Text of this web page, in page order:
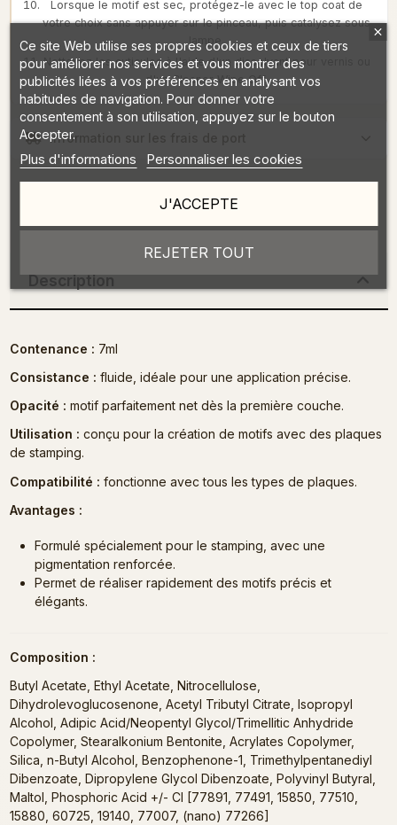
Lorsque le motif est sec, protégez-le avec le top coat de
votre choix sans appuyer sur le pinceau, puis catalysez sous
lampe.
Nettoyez les cuticules à l'aide d'un dissolvant pour vernis ou
d'un Cleaner Wipe Off.
Information sur les frais de port
Description
Contenance : 7ml
Consistance : fluide, idéale pour une application précise.
Opacité : motif parfaitement net dès la première couche.
Utilisation : conçu pour la création de motifs avec des plaques
de stamping.
Compatibilité : fonctionne avec tous les types de plaques.
Avantages :
Formulé spécialement pour le stamping, avec une
pigmentation renforcée.
Permet de réaliser rapidement des motifs précis et
élégants.
Composition :
Butyl Acetate, Ethyl Acetate, Nitrocellulose,
Dihydrolevoglucosenone, Acetyl Tributyl Citrate, Isopropyl
Alcohol, Adipic Acid/Neopentyl Glycol/Trimellitic Anhydride
Copolymer, Stearalkonium Bentonite, Acrylates Copolymer,
Silica, n-Butyl Alcohol, Benzophenone-1, Trimethylpentanediyl
Dibenzoate, Dipropylene Glycol Dibenzoate, Polyvinyl Butyral,
Maltol, Phosphoric Acid +/- CI [77891, 77491, 15850, 77510,
15880, 60725, 19140, 77007, (nano) 77266]
Ce site Web utilise ses propres cookies et ceux de tiers
pour améliorer nos services et vous montrer des
publicités liées à vos préférences en analysant vos
habitudes de navigation. Pour donner votre
consentement à son utilisation, appuyez sur le bouton
Accepter.
Plus d'informations Personnaliser les cookies
REJETER TOUT
J'ACCEPTE